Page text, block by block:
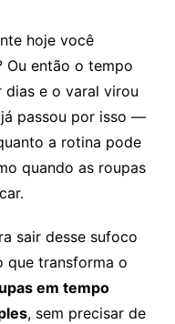
hoje você
Ou então o tempo
dias e o varal virou
passou por isso —
a rotina pode
quando as roupas
sair desse sufoco
que transforma o
em tempo
, sem precisar de